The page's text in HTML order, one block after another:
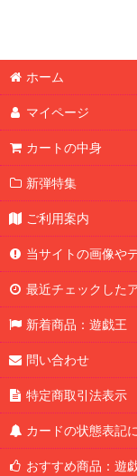
ホーム
マイページ
カートの中身
新弾特集
ご利用案内
当サイトの画像や
最近チェックした
新着商品：遊戯王
問い合わせ
特定商取引法表示
カードの状態表記
おすすめ商品：遊